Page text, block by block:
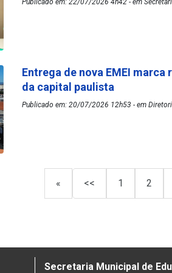
Publicado em: 22/07/2026 4h42 - em
Entrega de nova EMEI
da capital paulista
Publicado em: 20/07/2026 12h53 - em
« << 1 2
Secretaria Municipal de